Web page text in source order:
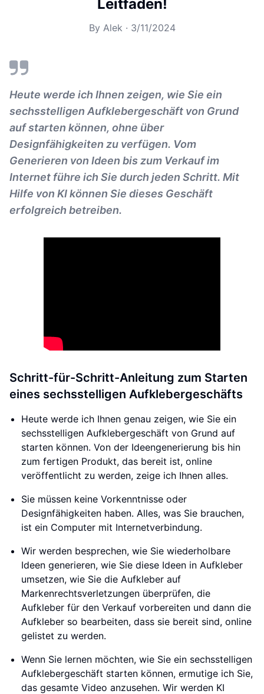
Leitfaden!
By Alek · 3/11/2024
Heute werde ich Ihnen zeigen, wie Sie ein
sechsstelligen Aufklebergeschäft von Grund
auf starten können, ohne über
Designfähigkeiten zu verfügen. Vom
Generieren von Ideen bis zum Verkauf im
Internet führe ich Sie durch jeden Schritt. Mit
Hilfe von KI können Sie dieses Geschäft
erfolgreich betreiben.
Schritt-für-Schritt-Anleitung zum Starten
eines sechsstelligen Aufklebergeschäfts
Heute werde ich Ihnen genau zeigen, wie Sie ein
sechsstelligen Aufklebergeschäft von Grund auf
starten können. Von der Ideengenerierung bis hin
zum fertigen Produkt, das bereit ist, online
veröffentlicht zu werden, zeige ich Ihnen alles.
Sie müssen keine Vorkenntnisse oder
Designfähigkeiten haben. Alles, was Sie brauchen,
ist ein Computer mit Internetverbindung.
Wir werden besprechen, wie Sie wiederholbare
Ideen generieren, wie Sie diese Ideen in Aufkleber
umsetzen, wie Sie die Aufkleber auf
Markenrechtsverletzungen überprüfen, die
Aufkleber für den Verkauf vorbereiten und dann die
Aufkleber so bearbeiten, dass sie bereit sind, online
gelistet zu werden.
Wenn Sie lernen möchten, wie Sie ein sechsstelligen
Aufklebergeschäft starten können, ermutige ich Sie,
das gesamte Video anzusehen. Wir werden KI